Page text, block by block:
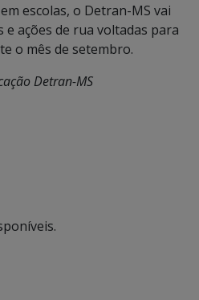
escolas, o Detran-MS vai
ações de rua voltadas para
o mês de setembro.
Detran-MS